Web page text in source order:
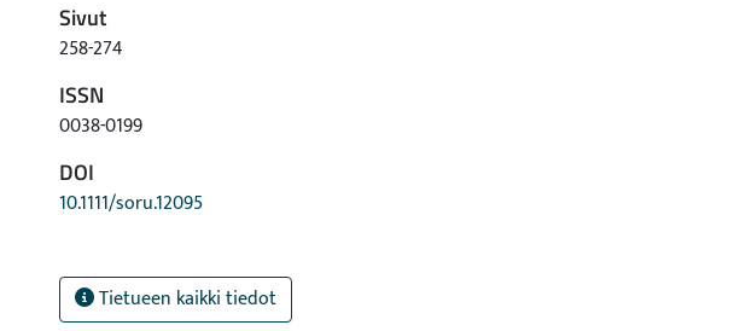
Sivut
258-274
ISSN
0038-0199
DOI
10.1111/soru.12095
Tietueen kaikki tiedot